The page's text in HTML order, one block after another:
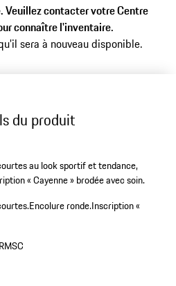
Veuillez contacter votre Centre
connaître l'inventaire.
sera à nouveau disponible.
du produit
au look sportif et tendance,
« Cayenne » brodée avec soin.
Encolure ronde.Inscription «